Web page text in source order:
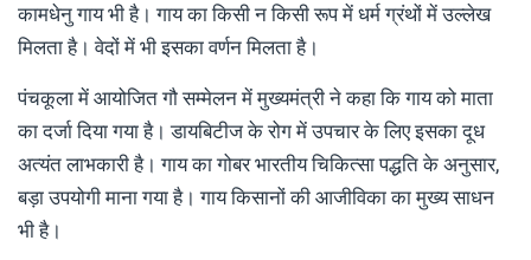
कामधेनु गाय भी है। गाय का किसी न किसी रूप में धर्म ग्रंथों में उल्लेख
मिलता है। वेदों में भी इसका वर्णन मिलता है।
पंचकूला में आयोजित गौ सम्मेलन में मुख्यमंत्री ने कहा कि गाय को माता
का दर्जा दिया गया है। डायबिटीज के रोग में उपचार के लिए इसका दूध
अत्यंत लाभकारी है। गाय का गोबर भारतीय चिकित्सा पद्धति के अनुसार,
बड़ा उपयोगी माना गया है। गाय किसानों की आजीविका का मुख्य साधन
भी है।